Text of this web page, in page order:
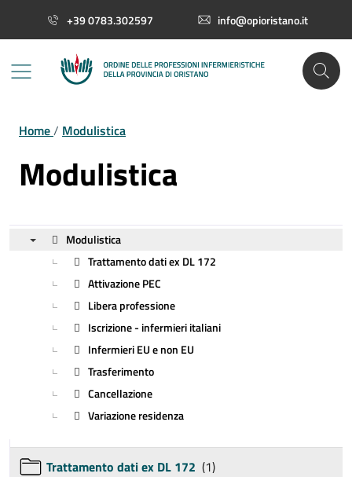
+39 0783.302597 info@opioristano.it
Home/ Modulistica
Modulistica
Modulistica
Trattamento dati ex DL 172
Attivazione PEC
Libera professione
Iscrizione - infermieri italiani
Infermieri EU e non EU
Trasferimento
Cancellazione
Variazione residenza
Trattamento dati ex DL 172 (1)